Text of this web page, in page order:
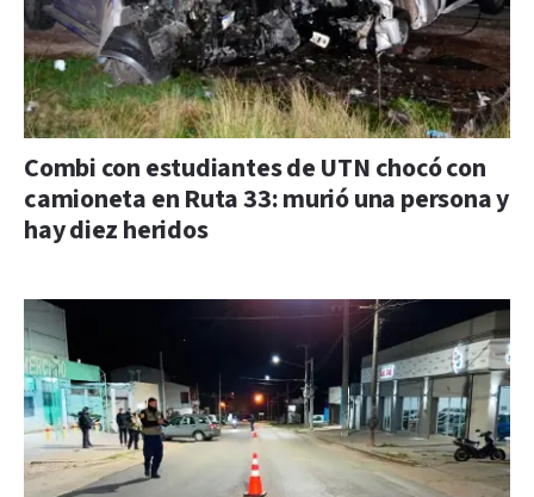
Combi con estudiantes de UTN chocó con
camioneta en Ruta 33: murió una persona y
hay diez heridos